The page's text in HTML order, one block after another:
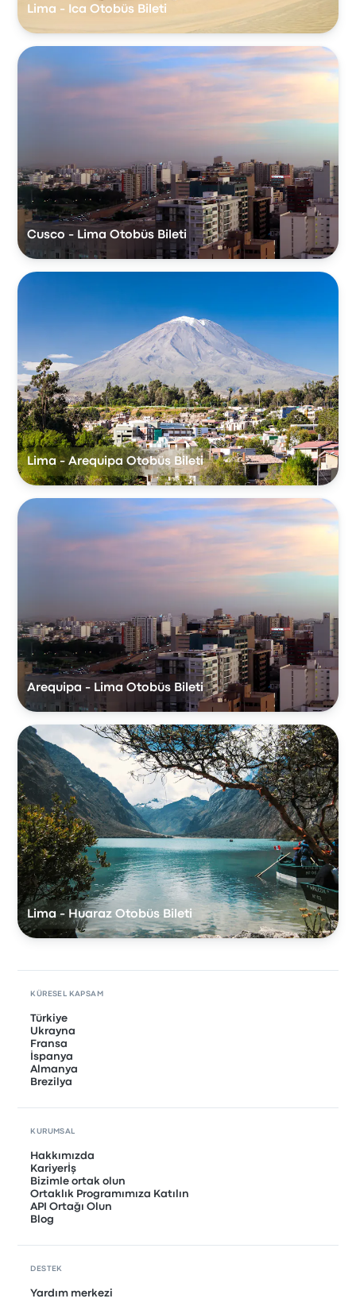
Lima - Ica Otobüs Bileti
Cusco - Lima Otobüs Bileti
Lima - Arequipa Otobüs Bileti
Arequipa - Lima Otobüs Bileti
Lima - Huaraz Otobüs Bileti
KÜRESEL KAPSAM
Türkiye
Ukrayna
Fransa
İspanya
Almanya
Brezilya
KURUMSAL
Hakkımızda
Kariyerİş
Bizimle ortak olun
Ortaklık Programımıza Katılın
API Ortağı Olun
Blog
DESTEK
Yardım merkezi